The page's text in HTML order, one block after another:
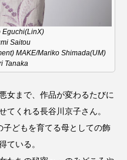
Eguchi(LinX)
Saitou
MAKE/Mariko Shimada(UM)
Tanaka
女まで、作品が変わるたびに
てくれる長谷川京子さん。
どもを育てる母としての飾
ている。